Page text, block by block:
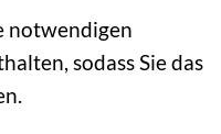
notwendigen
sodass Sie das